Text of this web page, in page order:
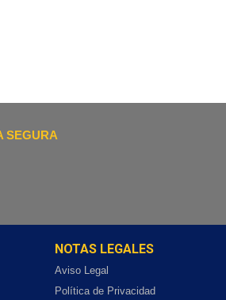
SEGURA
NOTAS LEGALES
Aviso Legal
Política de Privacidad